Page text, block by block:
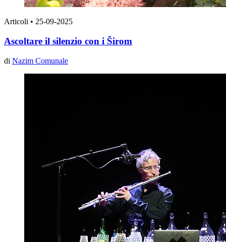
Articoli • 25-09-2025
Ascoltare il silenzio con i Širom
di Nazim Comunale